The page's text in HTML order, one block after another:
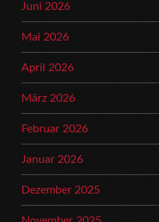
Juni 2026
Mai 2026
April 2026
März 2026
Februar 2026
Januar 2026
Dezember 2025